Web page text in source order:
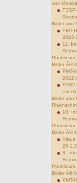
von
Bilder von
PMT-
2023
11.
Bilder Â©
PMT-
2022
Bilder von
10.
Bilder Â©
Klaus
8.
Bilder Â©
PMT-